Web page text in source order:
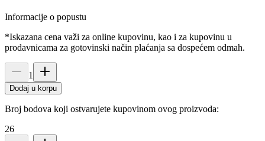
Informacije o popustu
*Iskazana cena važi za online kupovinu, kao i za kupovinu u
prodavnicama za gotovinski način plaćanja sa dospećem odmah.
1
Dodaj u korpu
Broj bodova koji ostvarujete kupovinom ovog proizvoda:
26